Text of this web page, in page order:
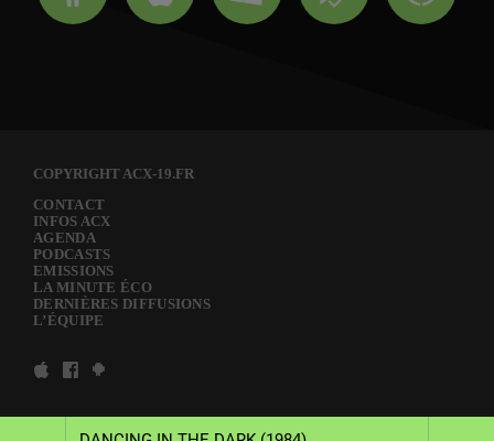
COPYRIGHT ACX-19.FR
CONTACT
INFOS ACX
AGENDA
PODCASTS
EMISSIONS
LA MINUTE ÉCO
DERNIÈRES DIFFUSIONS
L’ÉQUIPE